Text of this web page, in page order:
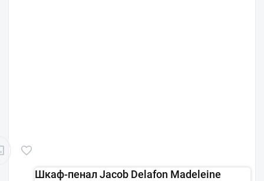
Шкаф-пенал Jacob Delafon Madeleine